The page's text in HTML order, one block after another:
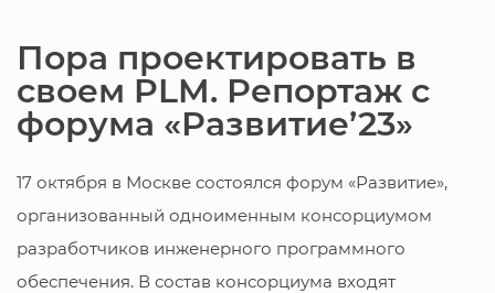
Пора проектировать в
своем PLM. Репортаж с
форума «Развитие’23»
17 октября в Москве состоялся форум «Развитие»,
организованный одноименным консорциумом
разработчиков инженерного программного
обеспечения. В состав консорциума входят